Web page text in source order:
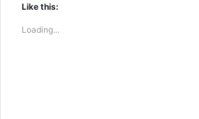
Like this:
Loading...